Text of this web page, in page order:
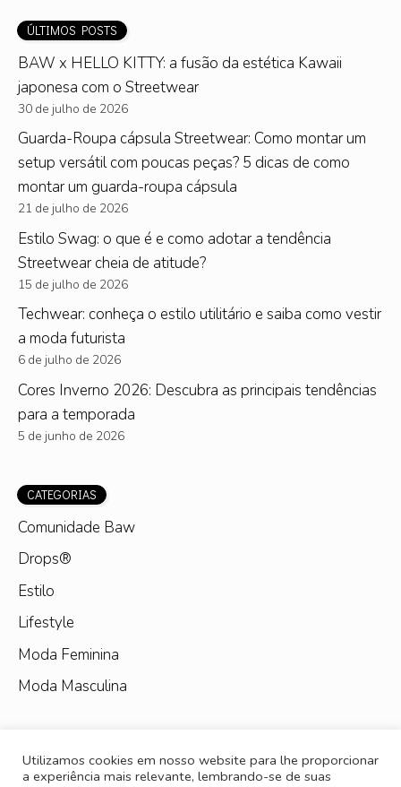
ÚLTIMOS POSTS
BAW x HELLO KITTY: a fusão da estética Kawaii
japonesa com o Streetwear
30 de julho de 2026
Guarda-Roupa cápsula Streetwear: Como montar um
setup versátil com poucas peças? 5 dicas de como
montar um guarda-roupa cápsula
21 de julho de 2026
Estilo Swag: o que é e como adotar a tendência
Streetwear cheia de atitude?
15 de julho de 2026
Techwear: conheça o estilo utilitário e saiba como vestir
a moda futurista
6 de julho de 2026
Cores Inverno 2026: Descubra as principais tendências
para a temporada
5 de junho de 2026
CATEGORIAS
Comunidade Baw
Drops®
Estilo
Lifestyle
Moda Feminina
Moda Masculina
Utilizamos cookies em nosso website para lhe proporcionar
a experiência mais relevante, lembrando-se de suas